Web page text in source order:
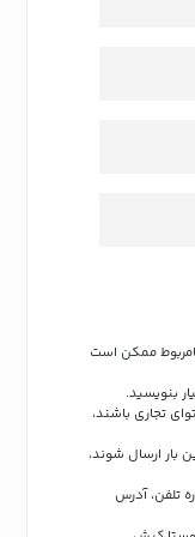
ممکن است
بنویسید.
تجاری باشند،
بار ارسال شوند،
تلفن، آدرس